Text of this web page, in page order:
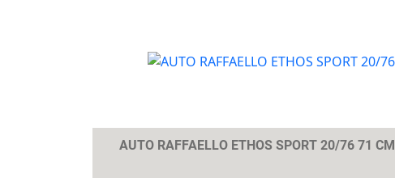
AUTO RAFFAELLO ETHOS SPORT 20/76 71 CM